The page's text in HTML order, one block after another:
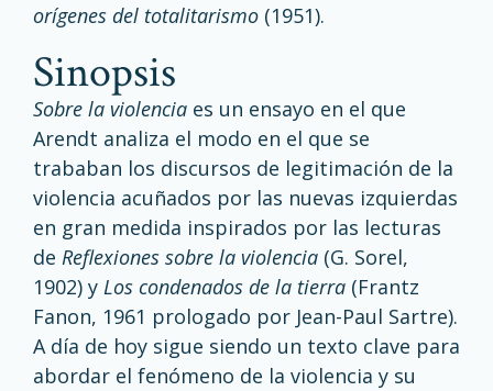
orígenes del totalitarismo (1951).
sinopsis
Sobre la violencia es un ensayo en el que
Arendt analiza el modo en el que se
trababan los discursos de legitimación de la
violencia acuñados por las nuevas izquierdas
en gran medida inspirados por las lecturas
de Reflexiones sobre la violencia (G. Sorel,
1902) y Los condenados de la tierra (Frantz
Fanon, 1961 prologado por Jean-Paul Sartre).
A día de hoy sigue siendo un texto clave para
abordar el fenómeno de la violencia y su